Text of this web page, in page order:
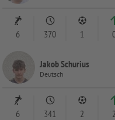
6 370 1
Jakob Schurius
Deutsch
6 341 2 2